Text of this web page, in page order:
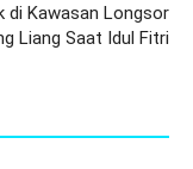
di Kawasan Longsor
Liang Saat Idul Fitri